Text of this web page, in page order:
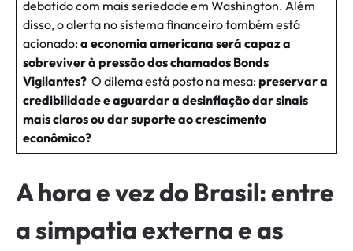
debatido com mais seriedade em Washington. Além
disso, o alerta no sistema financeiro também está
acionado:a economia americana será capaz a
sobreviver à pressão dos chamados Bonds
Vigilantes? O dilema está posto na mesa:preservar a
credibilidade e aguardar a desinflação dar sinais
mais claros ou dar suporte ao crescimento
econômico?
A hora e vez do Brasil: entre
a simpatia externa e as